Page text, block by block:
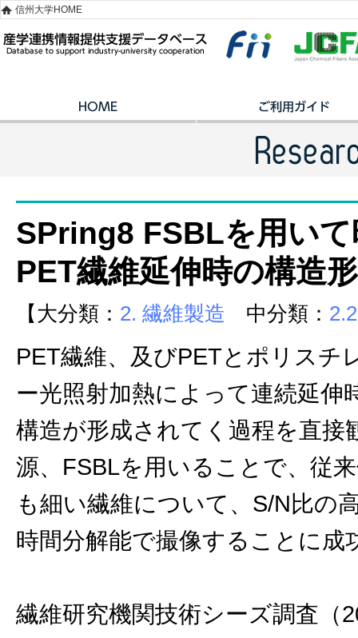
信州大学HOME
SPring8 FSBLを用い
PET繊維延伸時の構造
【大分類： 2. 繊維製造 中分類：
PET繊維、及びPETとポリスチ
ー光照射加熱によって連続延伸
構造が形成されてく過程を直接
源、FSBLを用いることで、従
も細い繊維について、S/N比の
時間分解能で撮像することに成
繊維研究機関技術シーズ調査（